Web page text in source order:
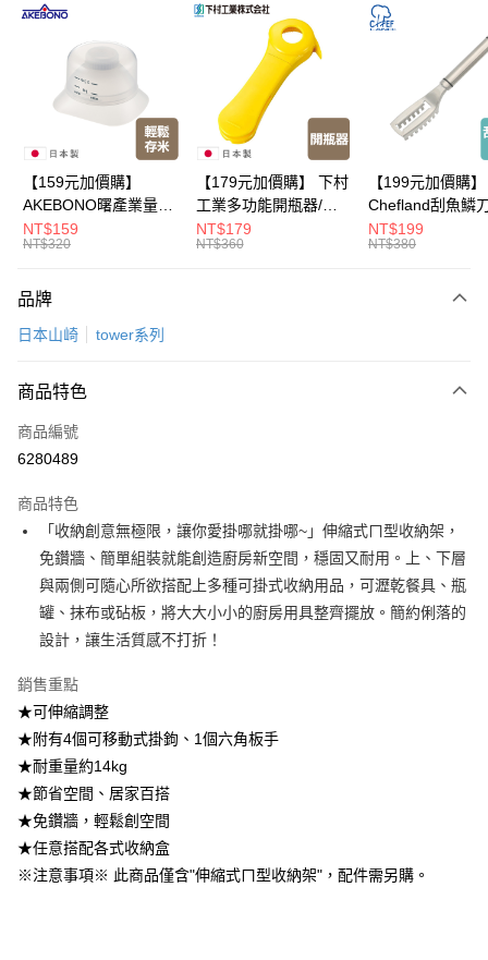
LINE Pay
Apple Pay
悠遊付
全盈+PAY
大哥付你分期
相關說明
2.付款方式選擇「大哥付你分期」，訂單成立後會自動跳轉到大哥付的交易
成交易。
4.訂單成立30分鐘內，如未前往確認交易或遇審核未通過，訂單將自動取
消。如遇「轉專審核」未通過狀況，表示未達大哥付你分期系統評分，恕無
【繳款方式說明】
1.分期款項不併入電信帳單，「大哥付你分期」於每月結算日後寄送繳費提
2.透過簡訊連結打開帳單後，可選擇「超商條碼／台灣大直營門市／銀行轉
【注意事項】
1.本服務係由「台灣大哥大股份有限公司」（以下簡稱本公司）所提供，讓
用戶於交易時，得透過本服務購買商品或服務，並由商店將買賣／分期付款
買賣價金債權讓與本公司後，依約使用本公司帳單繳交帳款。
2.基於同意付款使用「大哥付你分期」之契約關係目的，商店將以您的個人
由本公司與您本人進行分期帳單所需資料之確認、核對及更正。
3.完整用戶服務條款，請詳閱以下連結：
運送方式
每筆NT$150，滿NT$499(含以上)免運費
【159元加價購】
AKEBONO曙產業量米
杯漏斗組(白)/量米杯/
米桶/量米用具/任二件8
NT$159
NT$320
【179元加價購】 下村
工業多功能開瓶器/開
瓶器/餐廚用品/料理道
具/任二件8折
NT$179
NT$360
【199元加價購】
Chefland刮魚鱗
魚鱗器/廚房用品/
道具/任二件8折
NT$199
NT$380
品牌
日本山崎 tower系列
商品特色
商品編號
6280489
商品特色
「收納創意無極限，讓你愛掛哪就掛哪~」伸縮式ㄇ型收納架，
免鑽牆、簡單組裝就能創造廚房新空間，穩固又耐用。上、下層
與兩側可隨心所欲搭配上多種可掛式收納用品，可瀝乾餐具、瓶
罐、抹布或砧板，將大大小小的廚房用具整齊擺放。簡約俐落的
設計，讓生活質感不打折！
銷售重點
★可伸縮調整
★附有4個可移動式掛鉤、1個六角板手
★耐重量約14kg
★節省空間、居家百搭
★免鑽牆，輕鬆創空間
★任意搭配各式收納盒
※注意事項※ 此商品僅含"伸縮式ㄇ型收納架"，配件需另購。